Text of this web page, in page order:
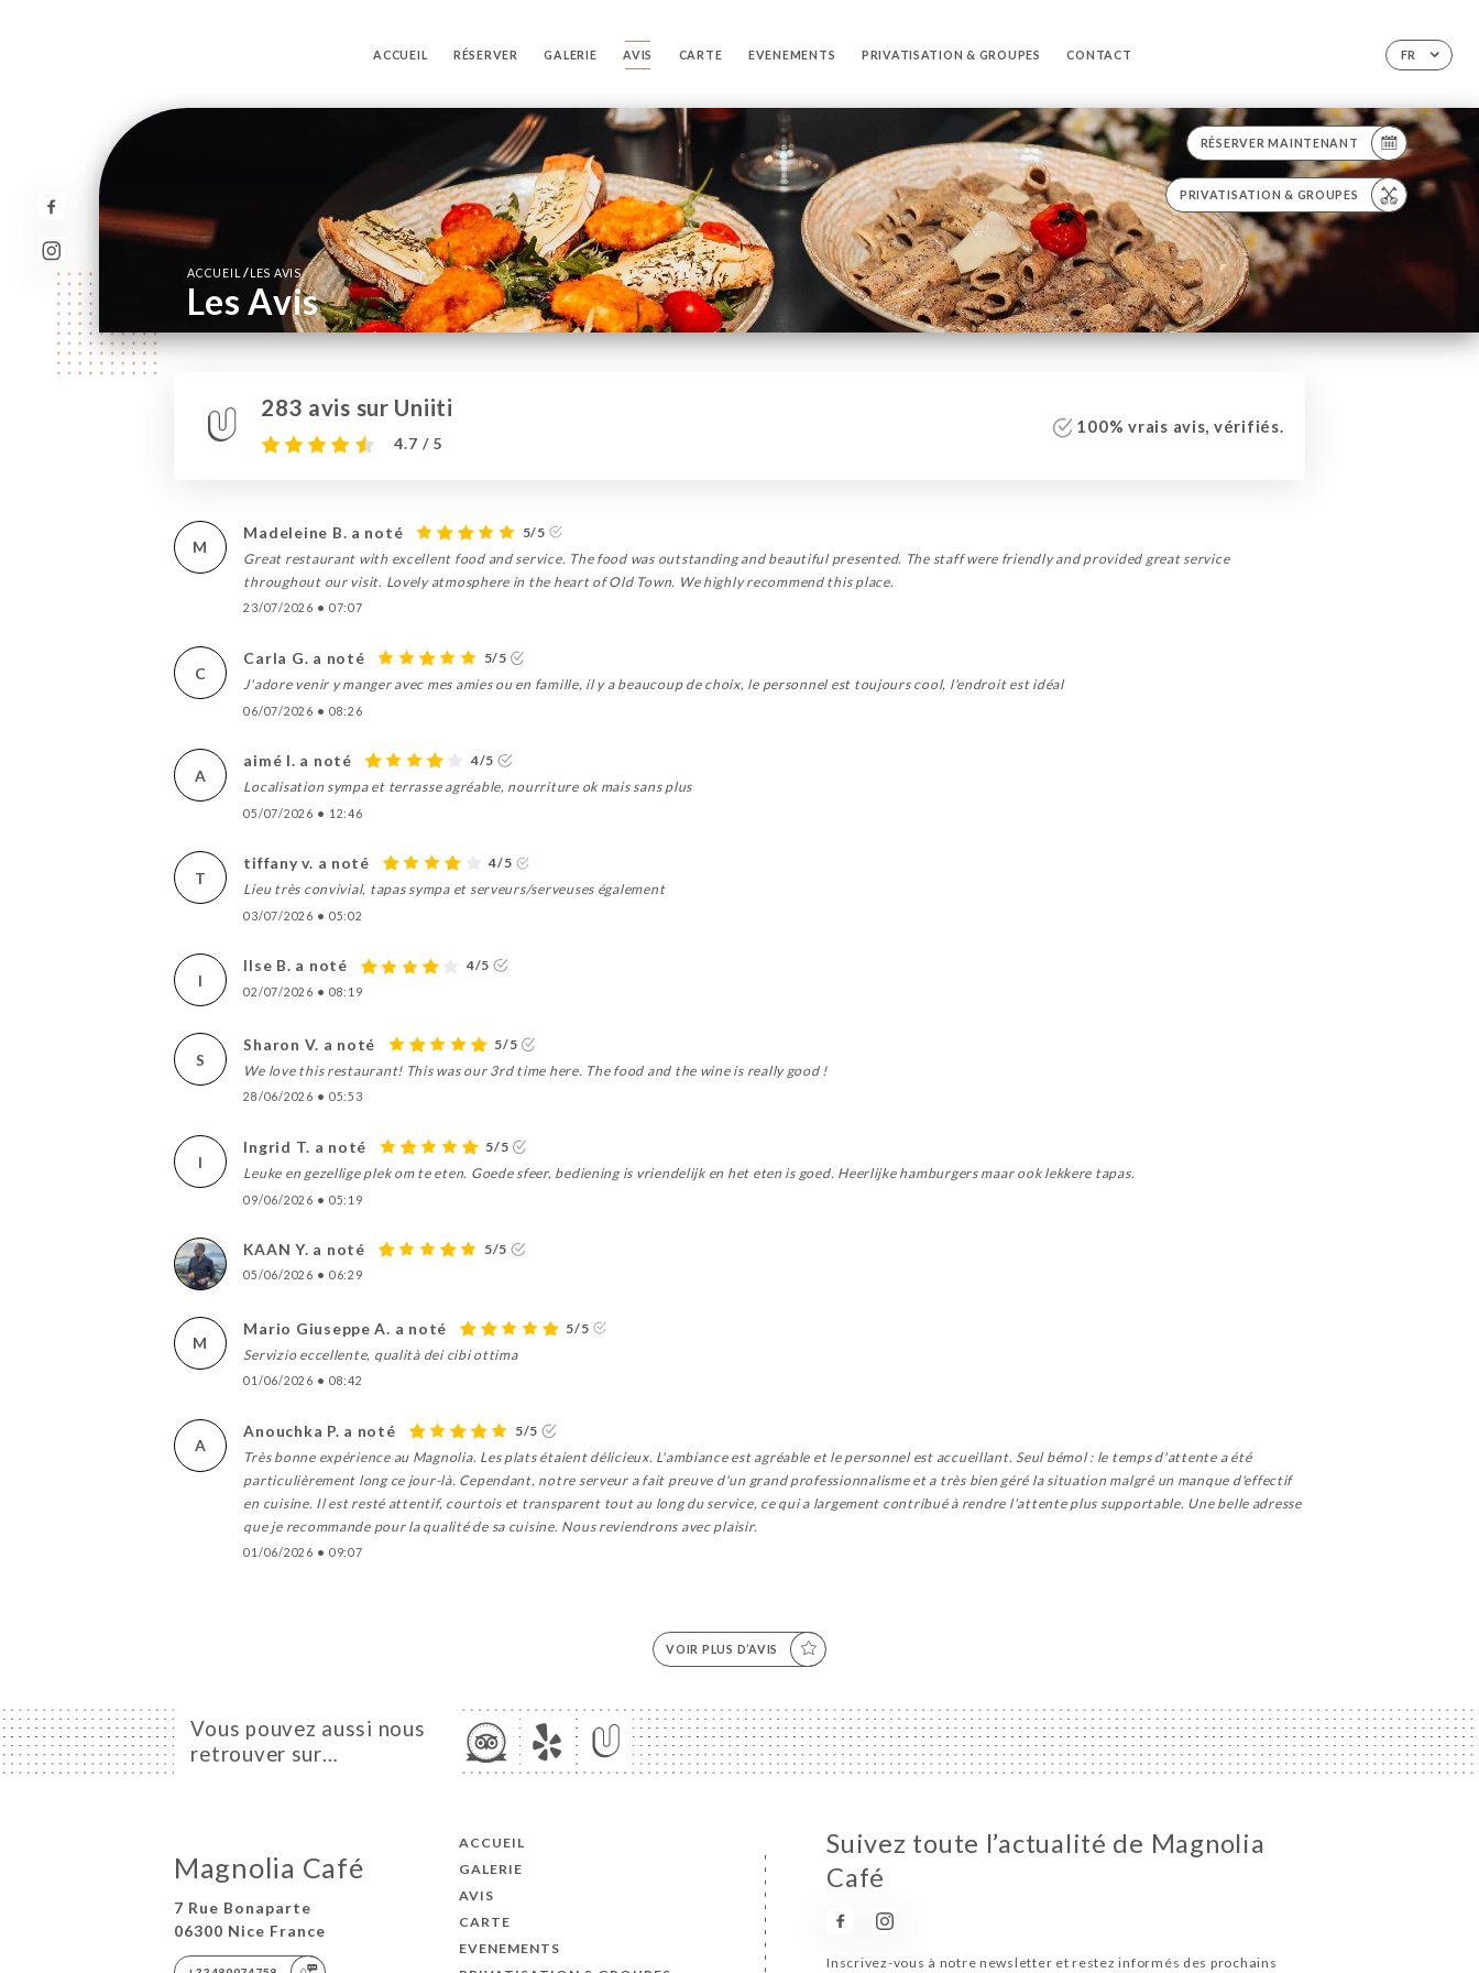
FR
ACCUEIL RÉSERVER GALERIE AVIS CARTE EVENEMENTS PRIVATISATION & GROUPES CONTACT
RÉSERVER MAINTENANT
PRIVATISATION & GROUPES
ACCUEIL/ LES AVIS
Les Avis
283 avis sur Uniiti
4.7 / 5
100% vrais avis, vérifiés.
M
Madeleine B. a noté
5/5
Great restaurant with excellent food and service. The food was outstanding and beautiful presented. The staff were friendly and provided great service
throughout our visit. Lovely atmosphere in the heart of Old Town. We highly recommend this place.
23/07/2026 • 07:07
C
Carla G. a noté
5/5
J'adore venir y manger avec mes amies ou en famille, il y a beaucoup de choix, le personnel est toujours cool, l'endroit est idéal
06/07/2026 • 08:26
A
aimé I. a noté
4/5
Localisation sympa et terrasse agréable, nourriture ok mais sans plus
05/07/2026 • 12:46
T
tiffany v. a noté
4/5
Lieu très convivial, tapas sympa et serveurs/serveuses également
03/07/2026 • 05:02
I
Ilse B. a noté 4/5
02/07/2026 • 08:19
S
Sharon V. a noté
5/5
We love this restaurant! This was our 3rd time here. The food and the wine is really good !
28/06/2026 • 05:53
I
Ingrid T. a noté
5/5
Leuke en gezellige plek om te eten. Goede sfeer, bediening is vriendelijk en het eten is goed. Heerlijke hamburgers maar ook lekkere tapas.
09/06/2026 • 05:19
KAAN Y. a noté 5/5
05/06/2026 • 06:29
M
Mario Giuseppe A. a noté
5/5
Servizio eccellente, qualità dei cibi ottima
01/06/2026 • 08:42
A
Anouchka P. a noté
5/5
Très bonne expérience au Magnolia. Les plats étaient délicieux. L'ambiance est agréable et le personnel est accueillant. Seul bémol : le temps d'attente a été
particulièrement long ce jour-là. Cependant, notre serveur a fait preuve d'un grand professionnalisme et a très bien géré la situation malgré un manque d'effectif
en cuisine. Il est resté attentif, courtois et transparent tout au long du service, ce qui a largement contribué à rendre l'attente plus supportable. Une belle adresse
que je recommande pour la qualité de sa cuisine. Nous reviendrons avec plaisir.
01/06/2026 • 09:07
VOIR PLUS D’AVIS
Vous pouvez aussi nous
retrouver sur…
Magnolia Café
7 Rue Bonaparte
06300 Nice France
ACCUEIL
GALERIE
AVIS
CARTE
EVENEMENTS
Suivez toute l’actualité de Magnolia
Café
Inscrivez-vous à notre newsletter et restez informés des prochains